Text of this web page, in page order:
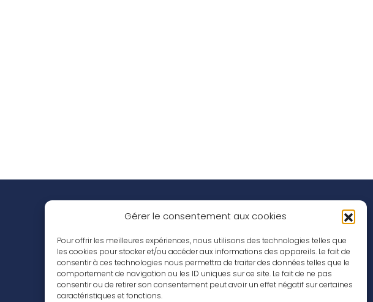
Gérer le consentement aux cookies
Pour offrir les meilleures expériences, nous utilisons des technologies telles que
les cookies pour stocker et/ou accéder aux informations des appareils. Le fait de
consentir à ces technologies nous permettra de traiter des données telles que le
comportement de navigation ou les ID uniques sur ce site. Le fait de ne pas
consentir ou de retirer son consentement peut avoir un effet négatif sur certaines
caractéristiques et fonctions.
Nos inspirations